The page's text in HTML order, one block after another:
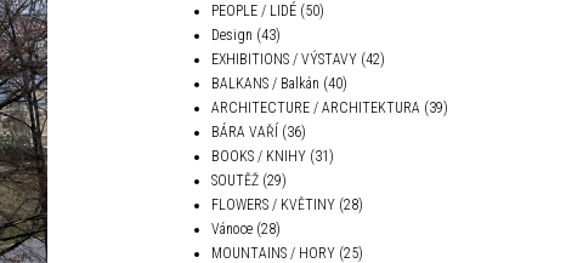
PEOPLE / LIDÉ (50)
Design (43)
EXHIBITIONS / VÝSTAVY (42)
BALKANS / Balkán (40)
ARCHITECTURE / ARCHITEKTURA (39)
BÁRA VAŘÍ (36)
BOOKS / KNIHY (31)
SOUTĚŽ (29)
FLOWERS / KVĚTINY (28)
Vánoce (28)
MOUNTAINS / HORY (25)